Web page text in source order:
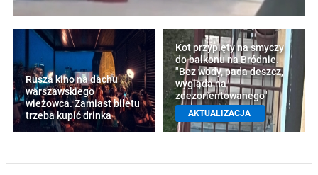
Rusza kino na dachu
warszawskiego
wieżowca. Zamiast biletu
trzeba kupić drinka
Kot przypięty na smyczy
do balkonu na Bródnie.
"Bez wody, pada deszcz,
wygląda na
zdezorientowanego"
AKTUALIZACJA